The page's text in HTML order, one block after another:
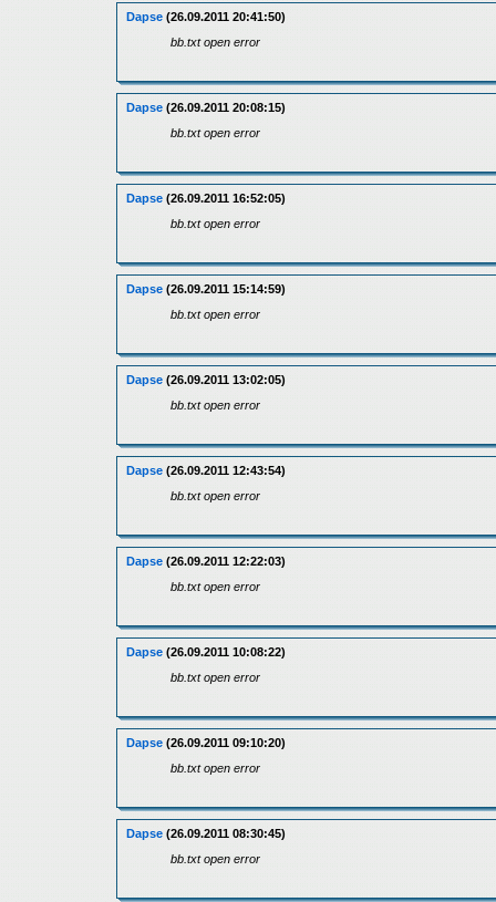
Dapse (26.09.2011 20:41:50)
bb.txt open error
Dapse (26.09.2011 20:08:15)
bb.txt open error
Dapse (26.09.2011 16:52:05)
bb.txt open error
Dapse (26.09.2011 15:14:59)
bb.txt open error
Dapse (26.09.2011 13:02:05)
bb.txt open error
Dapse (26.09.2011 12:43:54)
bb.txt open error
Dapse (26.09.2011 12:22:03)
bb.txt open error
Dapse (26.09.2011 10:08:22)
bb.txt open error
Dapse (26.09.2011 09:10:20)
bb.txt open error
Dapse (26.09.2011 08:30:45)
bb.txt open error